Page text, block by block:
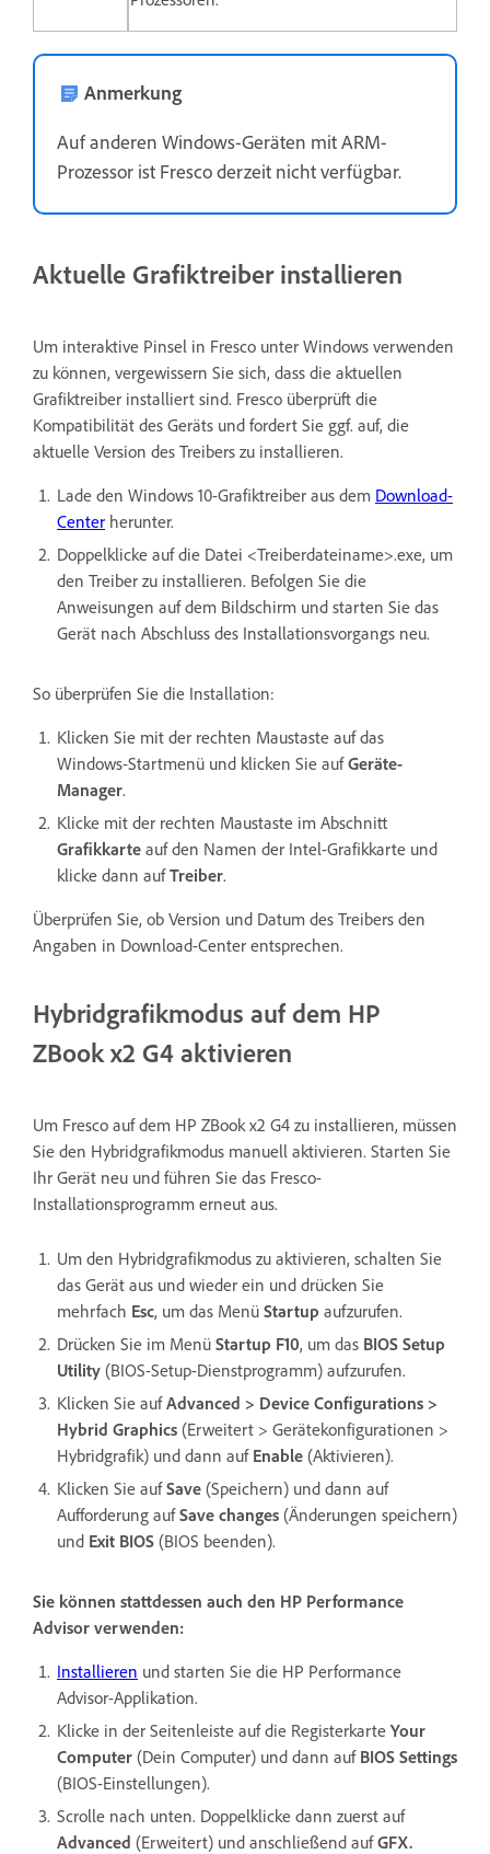
Anmerkung
Auf anderen Windows-Geräten mit ARM-
Prozessor ist Fresco derzeit nicht verfügbar.
Aktuelle Grafiktreiber installieren
Um interaktive Pinsel in Fresco unter Windows verwenden
zu können, vergewissern Sie sich, dass die aktuellen
Grafiktreiber installiert sind. Fresco überprüft die
Kompatibilität des Geräts und fordert Sie ggf. auf, die
aktuelle Version des Treibers zu installieren.
Lade den Windows 10-Grafiktreiber aus dem Download-
Center herunter.
Doppelklicke auf die Datei <Treiberdateiname>.exe, um
den Treiber zu installieren. Befolgen Sie die
Anweisungen auf dem Bildschirm und starten Sie das
Gerät nach Abschluss des Installationsvorgangs neu.
So überprüfen Sie die Installation:
Klicken Sie mit der rechten Maustaste auf das
Windows-Startmenü und klicken Sie aufGeräte-
Manager.
Klicke mit der rechten Maustaste im Abschnitt
Grafikkarte auf den Namen der Intel-Grafikkarte und
klicke dann aufTreiber.
Überprüfen Sie, ob Version und Datum des Treibers den
Angaben in Download-Center entsprechen.
Hybridgrafikmodus auf dem HP
ZBook x2 G4 aktivieren
Um Fresco auf dem HP ZBook x2 G4 zu installieren, müssen
Sie den Hybridgrafikmodus manuell aktivieren. Starten Sie
Ihr Gerät neu und führen Sie das Fresco-
Installationsprogramm erneut aus.
Um den Hybridgrafikmodus zu aktivieren, schalten Sie
das Gerät aus und wieder ein und drücken Sie
mehrfach Esc, um das Menü Startup aufzurufen.
Drücken Sie im Menü Startup F10, um das BIOS Setup
Utility (BIOS-Setup-Dienstprogramm) aufzurufen.
Klicken Sie aufAdvanced > Device Configurations >
Hybrid Graphics (Erweitert > Gerätekonfigurationen >
Hybridgrafik) und dann auf Enable (Aktivieren).
Klicken Sie aufSave (Speichern) und dann auf
Aufforderung aufSave changes (Änderungen speichern)
und Exit BIOS (BIOS beenden).
Sie können stattdessen auch den HP Performance
Advisor verwenden:
Installieren und starten Sie die HP Performance
Advisor-Applikation.
Klicke in der Seitenleiste auf die Registerkarte Your
Computer (Dein Computer) und dann auf BIOS Settings
(BIOS-Einstellungen).
Scrolle nach unten. Doppelklicke dann zuerst auf
Advanced (Erweitert) und anschließend aufGFX.